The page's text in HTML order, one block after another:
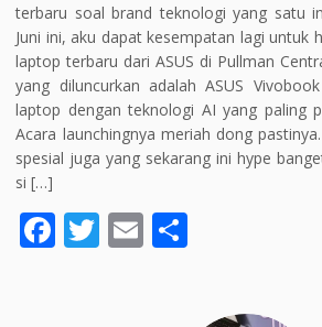
terbaru soal brand teknologi yang satu
Juni ini, aku dapat kesempatan lagi untuk
laptop terbaru dari ASUS di Pullman
yang diluncurkan adalah ASUS
laptop dengan teknologi AI yang paling
Acara launchingnya meriah dong
spesial juga yang sekarang ini hype
si […]
F T E